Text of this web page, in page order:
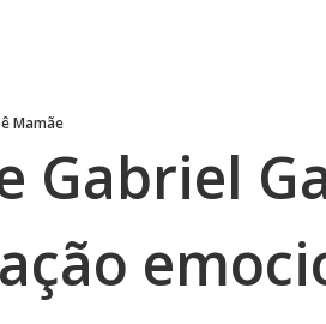
Mamãe
Gabriel